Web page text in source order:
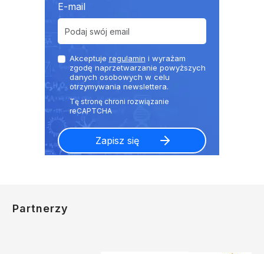
E-mail
Akceptuje regulamin i wyrażam
zgodę naprzetwarzanie powyższych
danych osobowych w celu
otrzymywania newslettera.
Partnerzy